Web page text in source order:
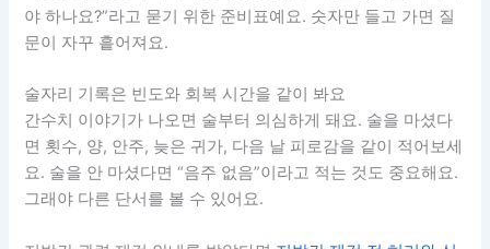
야 하나요?”라고 묻기 위한 준비표예요. 숫자만 들고 가면 질
문이 자꾸 흩어져요.
술자리 기록은 빈도와 회복 시간을 같이 봐요
간수치 이야기가 나오면 술부터 의심하게 돼요. 술을 마셨다
면 횟수, 양, 안주, 늦은 귀가, 다음 날 피로감을 같이 적어보세
요. 술을 안 마셨다면 “음주 없음”이라고 적는 것도 중요해요.
그래야 다른 단서를 볼 수 있어요.